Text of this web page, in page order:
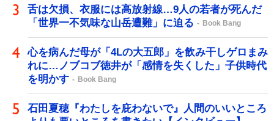
舌は欠損、衣服には高放射線…9人の若者が死んだ
「世界一不気味な山岳遭難」に迫る
Book Bang
心を病んだ母が「4Lの大五郎」を飲み干しゲロまみ
れに…ノブコブ徳井が「感情を失くした」子供時代
を明かす
Book Bang
石田夏穂『わたしを庇わないで』人間のいいところ